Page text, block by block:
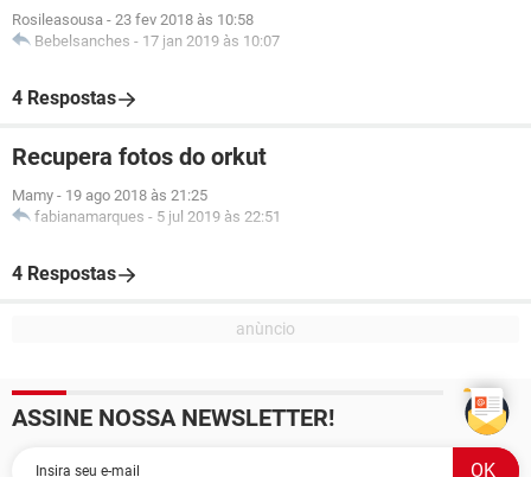
Rosileasousa - 23 fev 2018 às 10:58
Bebelsanches - 17 jan 2019 às 10:07
4 Respostas
Recupera fotos do orkut
Mamy - 19 ago 2018 às 21:25
fabianamarques - 5 jul 2019 às 22:51
4 Respostas
ASSINE NOSSA NEWSLETTER!